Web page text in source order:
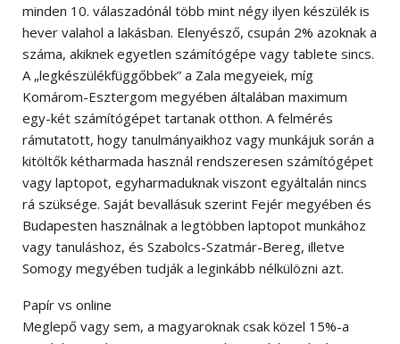
minden 10. válaszadónál több mint négy ilyen készülék is
hever valahol a lakásban. Elenyésző, csupán 2% azoknak a
száma, akiknek egyetlen számítógépe vagy tablete sincs.
A „legkészülékfüggőbbek” a Zala megyeiek, míg
Komárom-Esztergom megyében általában maximum
egy-két számítógépet tartanak otthon. A felmérés
rámutatott, hogy tanulmányaikhoz vagy munkájuk során a
kitöltők kétharmada használ rendszeresen számítógépet
vagy laptopot, egyharmaduknak viszont egyáltalán nincs
rá szüksége. Saját bevallásuk szerint Fejér megyében és
Budapesten használnak a legtöbben laptopot munkához
vagy tanuláshoz, és Szabolcs-Szatmár-Bereg, illetve
Somogy megyében tudják a leginkább nélkülözni azt.
Papír vs online
Meglepő vagy sem, a magyaroknak csak közel 15%-a